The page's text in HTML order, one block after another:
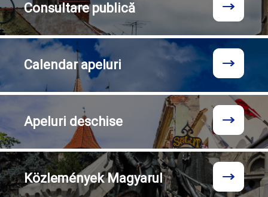
Consultarepublică
Calendarapeluri
Apeluri deschise
KözleményekMagyarul